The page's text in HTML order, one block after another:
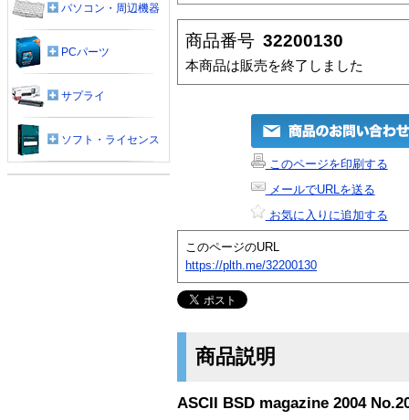
商品番号 32200130
本商品は販売を終了しました
このページを印刷する
メールでURLを送る
お気に入りに追加する
このページのURL
https://plth.me/32200130
商品説明
ASCII BSD magazine 2004
パソコン・周辺機器
PCパーツ
サプライ
ソフト・ライセンス